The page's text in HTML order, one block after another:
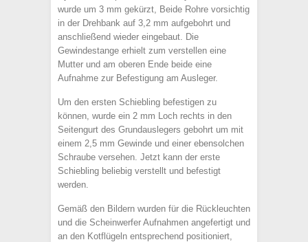
wurde um 3 mm gekürzt, Beide Rohre vorsichtig
in der Drehbank auf 3,2 mm aufgebohrt und
anschließend wieder eingebaut. Die
Gewindestange erhielt zum verstellen eine
Mutter und am oberen Ende beide eine
Aufnahme zur Befestigung am Ausleger.
Um den ersten Schiebling befestigen zu
können, wurde ein 2 mm Loch rechts in den
Seitengurt des Grundauslegers gebohrt um mit
einem 2,5 mm Gewinde und einer ebensolchen
Schraube versehen. Jetzt kann der erste
Schiebling beliebig verstellt und befestigt
werden.
Gemäß den Bildern wurden für die Rückleuchten
und die Scheinwerfer Aufnahmen angefertigt und
an den Kotflügeln entsprechend positioniert,